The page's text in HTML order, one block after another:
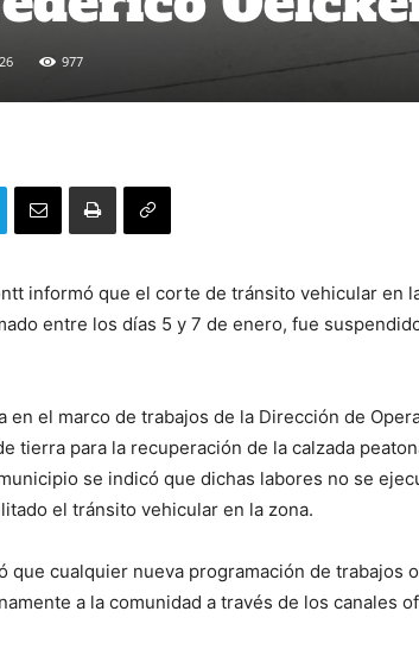
977
informó que el corte de tránsito vehicular en
entre los días 5 y 7 de enero, fue
en el marco de trabajos de la Dirección de
tierra para la recuperación de la calzada
se indicó que dichas labores no se
el tránsito vehicular en la zona.
que cualquier nueva programación de trabajos
a la comunidad a través de los canales